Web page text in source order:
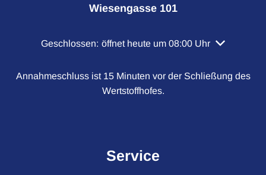
Wiesengasse 101
Klicken, um weitere Öffnungs- oder Schließzeiten
Geschlossen: öffnet heute um 08:00 Uhr
Annahmeschluss ist 15 Minuten vor der Schließung des
Wertstoffhofes.
Service